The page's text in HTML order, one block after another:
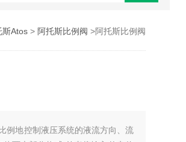
斯Atos> 阿托斯比例阀 >阿托斯比例阀
例地控制液压系统的液流方向、流